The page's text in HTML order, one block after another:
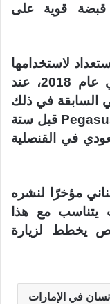
قبضة قوية على
لاستخدامها
ضد الرعايا الأجانب، كما فعلوا في عام 2018، عند
السابقة في ذلك
الوقت حنان العتر ببرنامج تجسس Pegasus قبل ستة
في القنصلية
مؤخرًا لنشره
يتناسب مع هذا
يخطط لزيارة
في الإمارات